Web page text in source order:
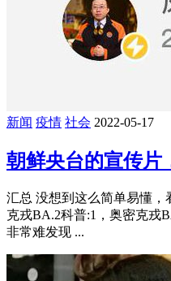
新闻 疫情 社会 2022-05-17
朝鲜央台的宣传片
汇总 没想到这么简单易懂
克戎BA.2科普:1，奥密克戎
非常难发现 ...